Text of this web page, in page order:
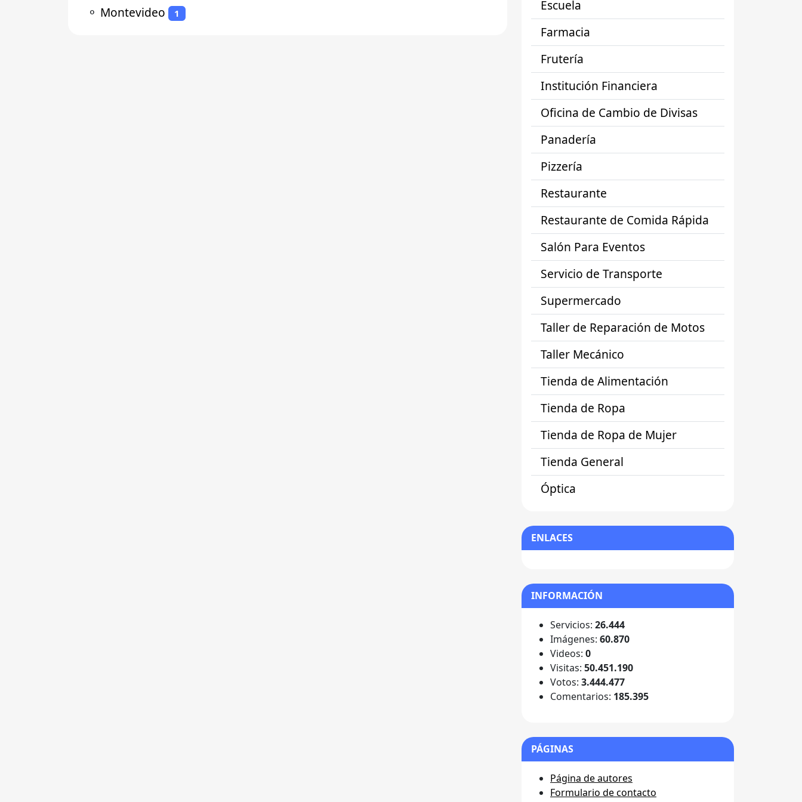
⚬ Montevideo 1
Escuela
Farmacia
Frutería
Institución Financiera
Oficina de Cambio de Divisas
Panadería
Pizzería
Restaurante
Restaurante de Comida Rápida
Salón Para Eventos
Servicio de Transporte
Supermercado
Taller de Reparación de Motos
Taller Mecánico
Tienda de Alimentación
Tienda de Ropa
Tienda de Ropa de Mujer
Tienda General
Óptica
ENLACES
INFORMACIÓN
Servicios: 26.444
Imágenes: 60.870
Videos: 0
Visitas: 50.451.190
Votos: 3.444.477
Comentarios: 185.395
PÁGINAS
Página de autores
Formulario de contacto